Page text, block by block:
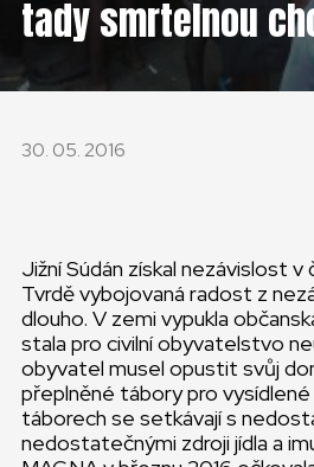
ČESKÁ REPUBLIKA
GLOBAL
tady smrtelnou
30. 05. 2016
Jižní Súdán získal nezávislost v
Tvrdě vybojovaná radost z
dlouho. V zemi vypukla
stala pro civilní obyvatelstvo
obyvatel musel opustit svůj
přeplněné tábory pro
táborech se setkávají s
nedostatečnými zdroji jídla a